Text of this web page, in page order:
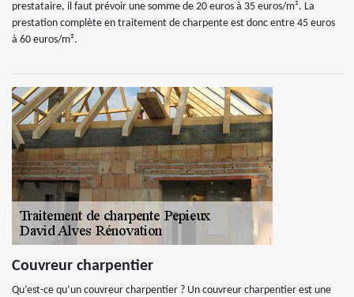
prestataire, il faut prévoir une somme de 20 euros à 35 euros/m². La
prestation complète en traitement de charpente est donc entre 45 euros
à 60 euros/m².
Couvreur charpentier
Qu’est-ce qu’un couvreur charpentier ? Un couvreur charpentier est une